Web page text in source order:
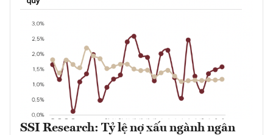
SSI Research: Tỷ lệ nợ xấu ngành ngân